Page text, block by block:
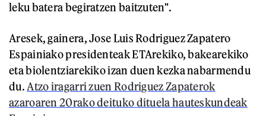
leku batera begiratzen baitzuten".
Aresek, gainera, Jose Luis Rodriguez Zapatero
Espainiako presidenteak ETArekiko, bakearekiko
eta biolentziarekiko izan duen kezka nabarmendu
du. Atzo iragarri zuen Rodriguez Zapaterok
azaroaren 20rako deituko dituela hauteskundeak